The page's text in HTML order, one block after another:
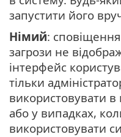
запустити його
Німий:
загрози не
інтерфейс
тільки
використовувати
або у випадках,
використовувати